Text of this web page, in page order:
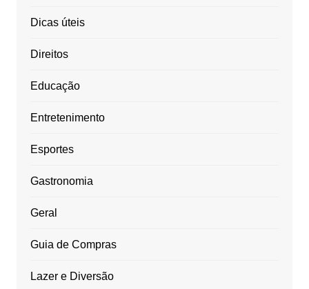
Dicas úteis
Direitos
Educação
Entretenimento
Esportes
Gastronomia
Geral
Guia de Compras
Lazer e Diversão